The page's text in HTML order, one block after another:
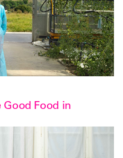
Good Food in